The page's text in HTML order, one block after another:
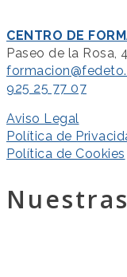
CENTRO DE
Paseo de la Rosa, 4
925 25 77 07
Aviso Legal
Política de
Política de Cookies